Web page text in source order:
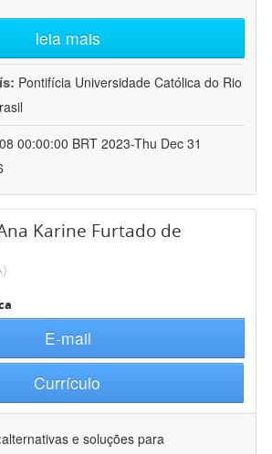
leia mais
Pontifícia Universidade Católica do Rio
00:00:00 BRT 2023-Thu Dec 31
Karine Furtado de
E-mail
Currículo
alternativas e soluções para